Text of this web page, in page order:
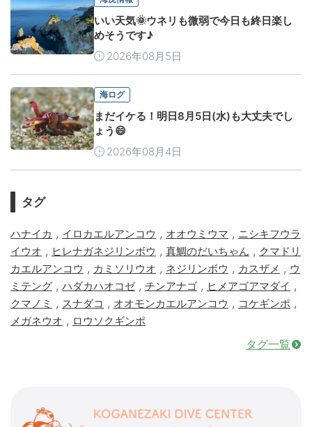
いい天気🌞ウネリも微弱で今日も終日楽し
めそうです♪
2026年08月5日
海ログ
まだイケる！明日8月5日(水)も大丈夫でし
ょう😄
2026年08月4日
タグ
ハナイカ , イロカエルアンコウ , オオウミウマ , ニシキフウラ
イウオ , ヒレナガネジリンボウ , 真鯛のだいちゃん , クマドリ
カエルアンコウ , カミソリウオ , ネジリンボウ , カスザメ , ウ
ミテング , ハダカハオコゼ, チンアナゴ , ヒメアゴアマダイ ,
クマノミ , スナダコ , オオモンカエルアンコウ , コケギンポ ,
メガネウオ , ロウソクギンポ
タグ一覧